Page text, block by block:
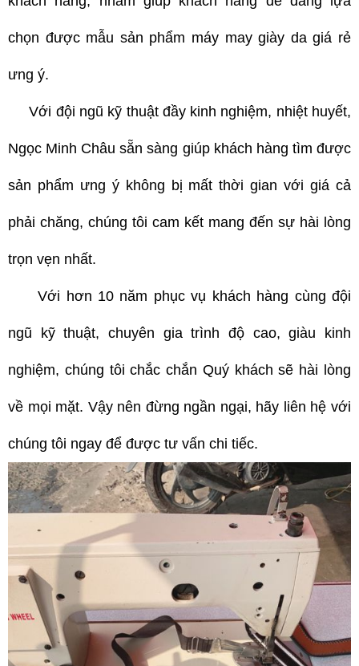
chọn được mẫu sản phẩm máy may giày da giá rẻ
ưng ý.
Với đội ngũ kỹ thuật đầy kinh nghiệm, nhiệt huyết,
Ngọc Minh Châu sẵn sàng giúp khách hàng tìm được
sản phẩm ưng ý không bị mất thời gian với giá cả
phải chăng, chúng tôi cam kết mang đến sự hài lòng
trọn vẹn nhất.
Với hơn 10 năm phục vụ khách hàng cùng đội
ngũ kỹ thuật, chuyên gia trình độ cao, giàu kinh
nghiệm, chúng tôi chắc chắn Quý khách sẽ hài lòng
về mọi mặt. Vậy nên đừng ngần ngại, hãy liên hệ với
chúng tôi ngay để được tư vấn chi tiếc.